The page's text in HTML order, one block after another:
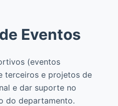
Eventos
(eventos
terceiros e projetos de
e dar suporte no
do departamento.